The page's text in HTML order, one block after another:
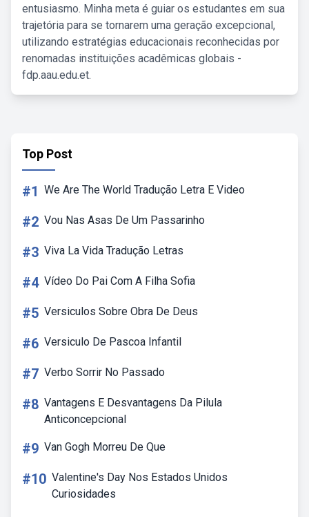
entusiasmo. Minha meta é guiar os estudantes em sua
trajetória para se tornarem uma geração excepcional,
utilizando estratégias educacionais reconhecidas por
renomadas instituições acadêmicas globais -
fdp.aau.edu.et.
Top Post
#1 We Are The World Tradução Letra E Video
#2 Vou Nas Asas De Um Passarinho
#3 Viva La Vida Tradução Letras
#4 Vídeo Do Pai Com A Filha Sofia
#5 Versiculos Sobre Obra De Deus
#6 Versiculo De Pascoa Infantil
#7 Verbo Sorrir No Passado
#8 Vantagens E Desvantagens Da Pilula
Anticoncepcional
#9 Van Gogh Morreu De Que
#10 Valentine's Day Nos Estados Unidos
Curiosidades